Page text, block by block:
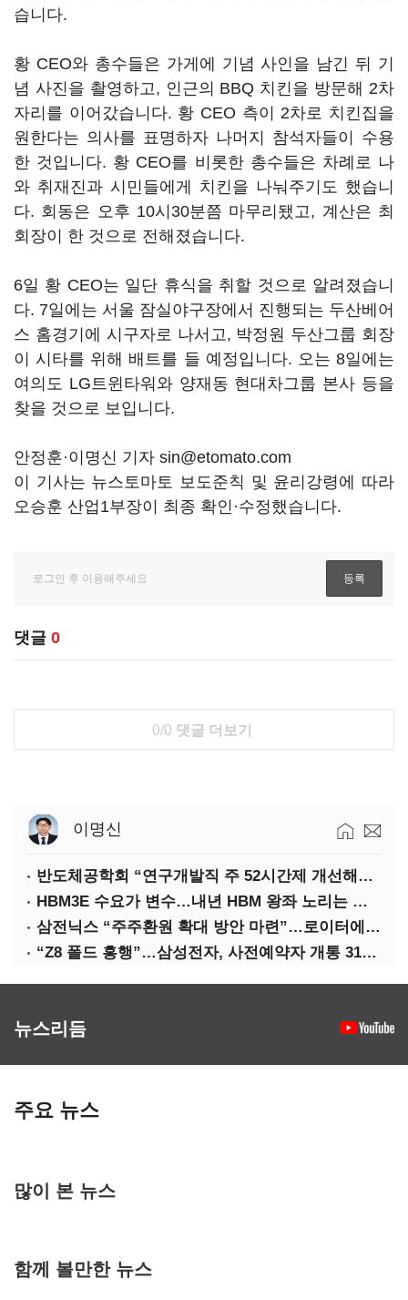
습니다.
황 CEO와 총수들은 가게에 기념 사인을 남긴 뒤 기
념 사진을 촬영하고, 인근의 BBQ 치킨을 방문해 2차
자리를 이어갔습니다. 황 CEO 측이 2차로 치킨집을
원한다는 의사를 표명하자 나머지 참석자들이 수용
한 것입니다. 황 CEO를 비롯한 총수들은 차례로 나
와 취재진과 시민들에게 치킨을 나눠주기도 했습니
다. 회동은 오후 10시30분쯤 마무리됐고, 계산은 최
회장이 한 것으로 전해졌습니다.
6일 황 CEO는 일단 휴식을 취할 것으로 알려졌습니
다. 7일에는 서울 잠실야구장에서 진행되는 두산베어
스 홈경기에 시구자로 나서고, 박정원 두산그룹 회장
이 시타를 위해 배트를 들 예정입니다. 오는 8일에는
여의도 LG트윈타워와 양재동 현대차그룹 본사 등을
찾을 것으로 보입니다.
안정훈·이명신 기자 sin@etomato.com
이 기사는 뉴스토마토 보도준칙 및 윤리강령에 따라
오승훈 산업1부장이 최종 확인·수정했습니다.
댓글 0
0/0 댓글 더보기
이명신
반도체공학회 “연구개발직 주 52시간제 개선해야”
HBM3E 수요가 변수…내년 HBM 왕좌 노리는 삼성
삼전닉스 “주주환원 확대 방안 마련”…로이터에 성명 보내
“Z8 폴드 흥행”…삼성전자, 사전예약자 개통 31일까지 연장
뉴스리듬
주요 뉴스
많이 본 뉴스
함께 볼만한 뉴스